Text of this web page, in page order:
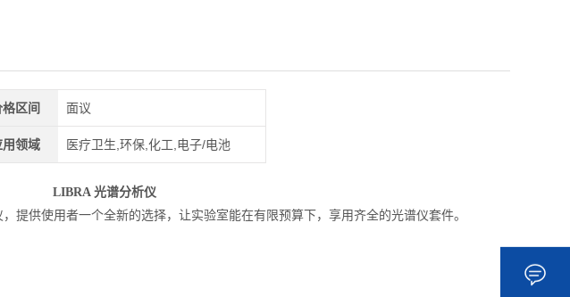
格区间 面议
用领域 医疗卫生,环保,化工,电子/电池
LIBRA 光谱分析仪
提供使用者一个全新的选择，让实验室能在有限预算下，享用齐全的光谱仪套件。